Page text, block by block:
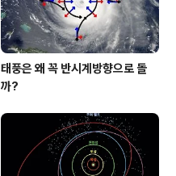
태풍은 왜 꼭 반시계방향으로 돌
까?